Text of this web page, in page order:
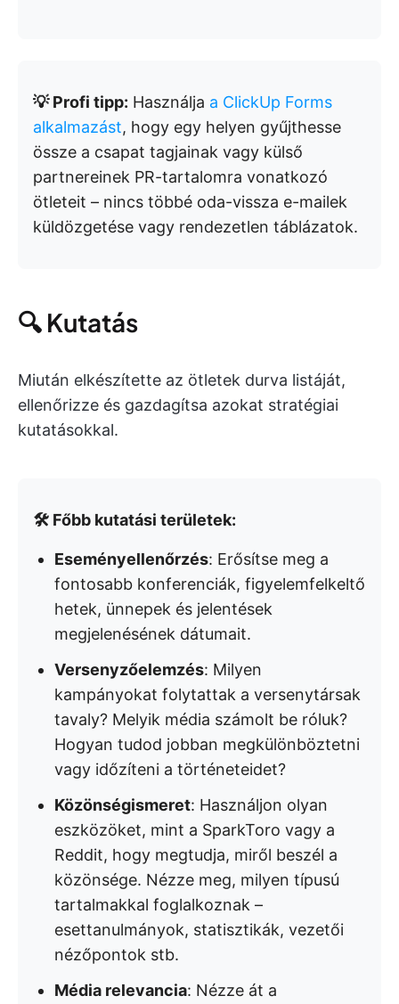
💡 Profi tipp: Használja a ClickUp Forms
alkalmazást, hogy egy helyen gyűjthesse
össze a csapat tagjainak vagy külső
partnereinek PR-tartalomra vonatkozó
ötleteit – nincs többé oda-vissza e-mailek
küldözgetése vagy rendezetlen táblázatok.
🔍 Kutatás
Miután elkészítette az ötletek durva listáját,
ellenőrizze és gazdagítsa azokat stratégiai
kutatásokkal.
🛠️ Főbb kutatási területek:
Eseményellenőrzés: Erősítse meg a
fontosabb konferenciák, figyelemfelkeltő
hetek, ünnepek és jelentések
megjelenésének dátumait.
Versenyzőelemzés: Milyen
kampányokat folytattak a versenytársak
tavaly? Melyik média számolt be róluk?
Hogyan tudod jobban megkülönböztetni
vagy időzíteni a történeteidet?
Közönségismeret: Használjon olyan
eszközöket, mint a SparkToro vagy a
Reddit, hogy megtudja, miről beszél a
közönsége. Nézze meg, milyen típusú
tartalmakkal foglalkoznak –
esettanulmányok, statisztikák, vezetői
nézőpontok stb.
Média relevancia: Nézze át a